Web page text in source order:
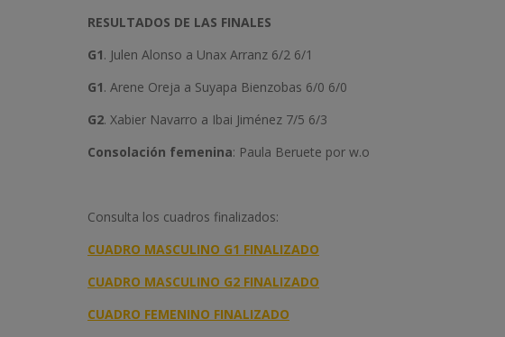
RESULTADOS DE LAS FINALES
G1. Julen Alonso a Unax Arranz 6/2 6/1
G1. Arene Oreja a Suyapa Bienzobas 6/0 6/0
G2. Xabier Navarro a Ibai Jiménez 7/5 6/3
Consolación femenina: Paula Beruete por w.o
Consulta los cuadros finalizados:
CUADRO MASCULINO G1 FINALIZADO
CUADRO MASCULINO G2 FINALIZADO
CUADRO FEMENINO FINALIZADO